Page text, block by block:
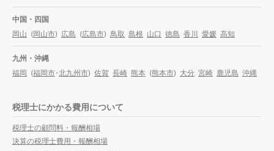
中国・四国
岡山 (岡山市) 広島 (広島市) 鳥取 島根 山口 徳島 香川 愛媛 高知
九州・沖縄
福岡 (福岡市・北九州市) 佐賀 長崎 熊本 (熊本市) 大分 宮崎 鹿児島 沖縄
税理士にかかる費用について
税理士の顧問料・報酬相場
決算の税理士費用・報酬相場